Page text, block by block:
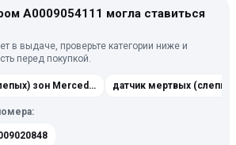
A0009054111 могла ставиться
в выдаче, проверьте категории ниже и
перед покупкой.
датчик мертвых (слепых) зон Mercedes-Benz GLE Coupe C167 2019-2023